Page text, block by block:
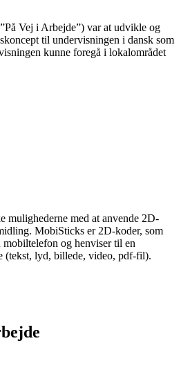
Vej i Arbejde”) var at udvikle og
til undervisningen i dansk som
kunne foregå i lokalområdet
mulighederne med at anvende 2D-
MobiSticks er 2D-koder, som
mobiltelefon og henviser til en
(tekst, lyd, billede, video, pdf-fil).